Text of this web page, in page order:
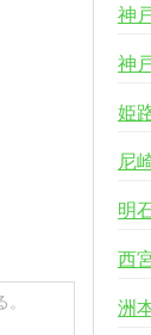
神
神
姫
尼
明
西
洲